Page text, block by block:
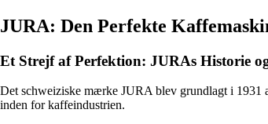
JURA: Den Perfekte
Et Strejf af Perfektion: JURAs Historie
Det schweiziske mærke JURA blev grundlagt i 1931
inden for kaffeindustrien.